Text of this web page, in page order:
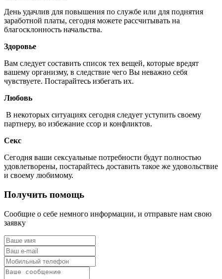
День удачлив для повышения по службе или для поднятия
заработной платы, сегодня можете рассчитывать на
благосклонность начальства.
Здоровье
Вам следует составить список тех вещей, которые вредят
вашему организму, в следствие чего Вы неважно себя
чувствуете. Постарайтесь избегать их.
Любовь
В некоторых ситуациях сегодня следует уступить своему
партнеру, во избежание ссор и конфликтов.
Секс
Сегодня ваши сексуальные потребности будут полностью
удовлетворены, постарайтесь доставить такое же удовольствие
и своему любимому.
Получить помощь
Сообщие о себе немного информации, и отправьте нам свою
заявку